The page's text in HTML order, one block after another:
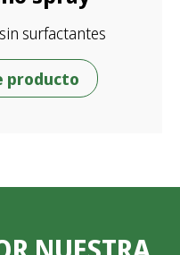
surfactantes
producto